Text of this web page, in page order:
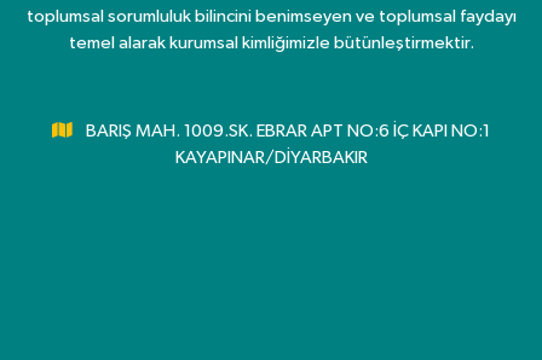
toplumsal sorumluluk bilincini benimseyen ve toplumsal faydayı
temel alarak kurumsal kimliğimizle bütünleştirmektir.
BARIŞ MAH. 1009.SK. EBRAR APT NO:6 İÇ KAPI NO:1
KAYAPINAR/DİYARBAKIR